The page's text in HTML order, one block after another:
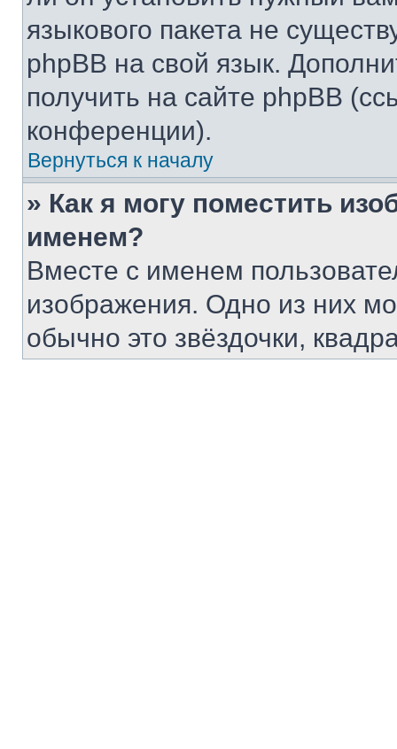
языкового пакета не
phpBB на свой язык.
получить на сайте phpBB
конференции).
Вернуться к началу
» Как я могу поместить
именем?
Вместе с именем
изображения. Одно из них
обычно это звёздочки,